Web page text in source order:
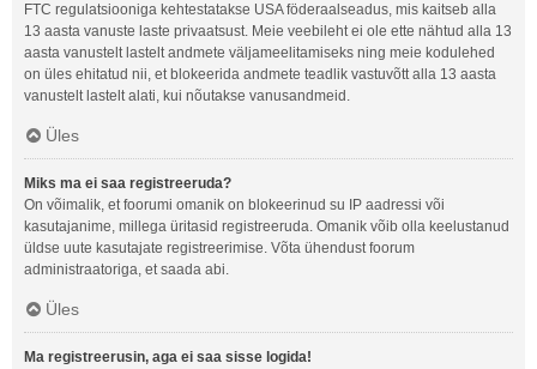
FTC regulatsiooniga kehtestatakse USA föderaalseadus, mis kaitseb alla
13 aasta vanuste laste privaatsust. Meie veebileht ei ole ette nähtud alla 13
aasta vanustelt lastelt andmete väljameelitamiseks ning meie kodulehed
on üles ehitatud nii, et blokeerida andmete teadlik vastuvõtt alla 13 aasta
vanustelt lastelt alati, kui nõutakse vanusandmeid.
Üles
Miks ma ei saa registreeruda?
On võimalik, et foorumi omanik on blokeerinud su IP aadressi või
kasutajanime, millega üritasid registreeruda. Omanik võib olla keelustanud
üldse uute kasutajate registreerimise. Võta ühendust foorum
administraatoriga, et saada abi.
Üles
Ma registreerusin, aga ei saa sisse logida!